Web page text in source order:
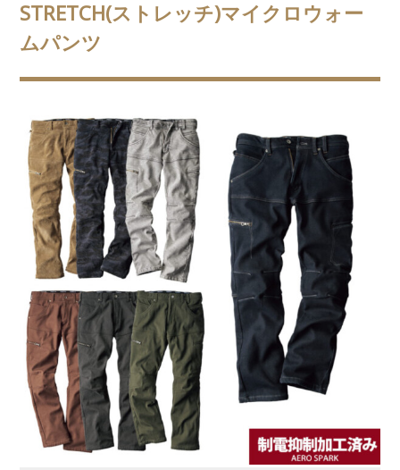
STRETCH(ストレッチ)マイクロウォー
ムパンツ